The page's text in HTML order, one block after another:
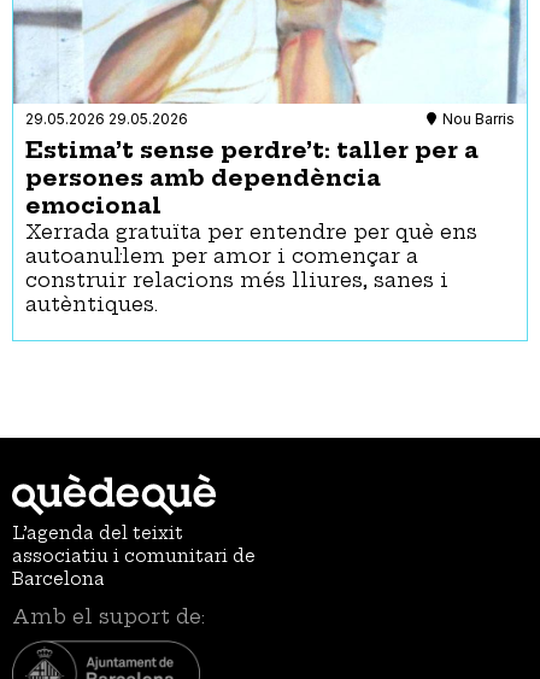
29.05.2026 29.05.2026 Nou Barris
Estima’t sense perdre’t: taller per a
persones amb dependència
emocional
Xerrada gratuïta per entendre per què ens
autoanul·lem per amor i començar a
construir relacions més lliures, sanes i
autèntiques.
L’agenda del teixit
associatiu i comunitari de
Barcelona
Amb el suport de: